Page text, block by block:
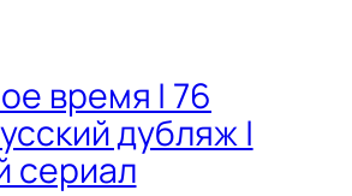
время | 76
дубляж |
сериал